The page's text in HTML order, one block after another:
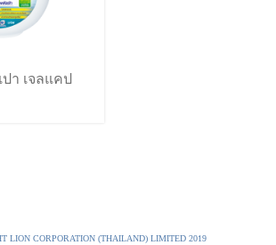
า เจลแคป
LION CORPORATION (THAILAND) LIMITED 2019